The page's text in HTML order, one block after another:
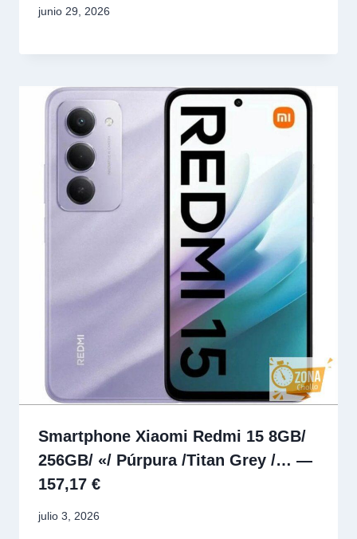
junio 29, 2026
Smartphone Xiaomi Redmi 15 8GB/
256GB/ «/ Púrpura /Titan Grey /… —
157,17 €
julio 3, 2026